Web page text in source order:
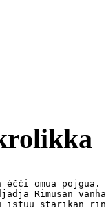
éčči omua
Rimusan
istuu starikan